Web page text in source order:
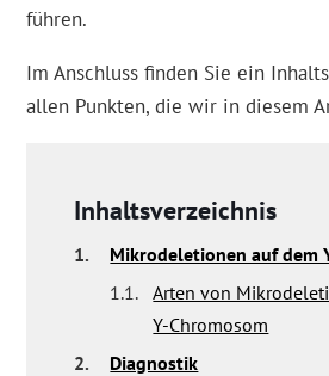
führen.
Im Anschluss finden Sie ein
allen Punkten, die wir in diesem
Inhaltsverzeichnis
1.
Mikrodeletionen auf dem
1.1.
Arten von
Y-Chromosom
2.
Diagnostik